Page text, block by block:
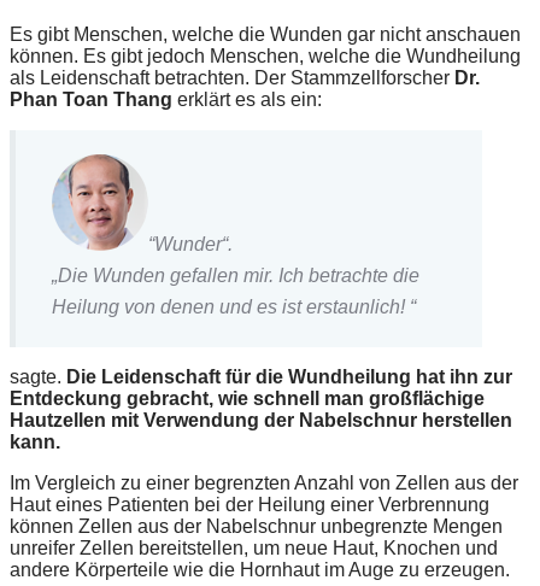
Es gibt Menschen, welche die Wunden gar nicht anschauen
können. Es gibt jedoch Menschen, welche die Wundheilung
als Leidenschaft betrachten. Der Stammzellforscher Dr.
Phan Toan Thang erklärt es als ein:
“Wunder“.
„Die Wunden gefallen mir. Ich betrachte die
Heilung von denen und es ist erstaunlich! “
sagte. Die Leidenschaft für die Wundheilung hat ihn zur
Entdeckung gebracht, wie schnell man großflächige
Hautzellen mit Verwendung der Nabelschnur herstellen
kann.
Im Vergleich zu einer begrenzten Anzahl von Zellen aus der
Haut eines Patienten bei der Heilung einer Verbrennung
können Zellen aus der Nabelschnur unbegrenzte Mengen
unreifer Zellen bereitstellen, um neue Haut, Knochen und
andere Körperteile wie die Hornhaut im Auge zu erzeugen.